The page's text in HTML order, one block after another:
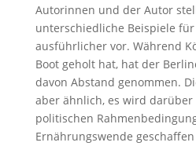
Autorinnen und der Autor
unterschiedliche Beispiele
ausführlicher vor. Während
Boot geholt hat, hat der
davon Abstand genommen.
aber ähnlich, es wird darüber
politischen
Ernährungswende